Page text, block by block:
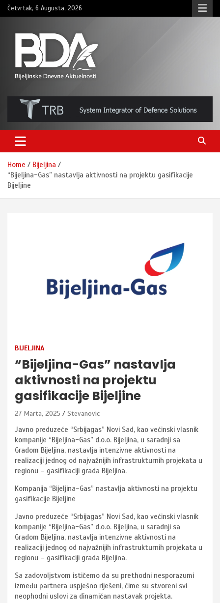
Skip
to
Četvrtak, 6 Augusta, 2026
BNDAN.com
Home
Bijeljina
“Bijeljina-Gas” nastavlja aktivnosti na projektu gasifikacije
Bijeljine
BIJELJINA
“Bijeljina-Gas” nastavlja
aktivnosti na projektu
gasifikacije Bijeljine
27 Marta, 2025 Stevanovic
Javno preduzeće “Srbijagas” Novi Sad, kao većinski vlasnik
kompanije “Bijeljina-Gas” d.o.o. Bijeljina, u saradnji sa
Gradom Bijeljina, nastavlja intenzivne aktivnosti na
realizaciji jednog od najvažnijih infrastrukturnih projekata u
regionu – gasifikaciji grada Bijeljina.
Kompanija “Bijeljina-Gas” nastavlja aktivnosti na projektu
gasifikacije Bijeljine
Javno preduzeće “Srbijagas” Novi Sad, kao većinski vlasnik
kompanije “Bijeljina-Gas” d.o.o. Bijeljina, u saradnji sa
Gradom Bijeljina, nastavlja intenzivne aktivnosti na
realizaciji jednog od najvažnijih infrastrukturnih projekata u
regionu – gasifikaciji grada Bijeljina.
Sa zadovoljstvom ističemo da su prethodni nesporazumi
između partnera uspješno riješeni, čime su stvoreni svi
neophodni uslovi za dinamičan nastavak projekta.